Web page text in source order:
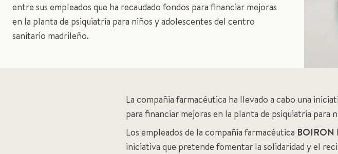
entre sus empleados que ha recaudado fondos para financiar mejoras
en la planta de psiquiatría para niños y adolescentes del centro
sanitario madrileño.
La compañía farmacéutica ha llevado a cabo una
para financiar mejoras en la planta de psiquiatría
Los empleados de la compañía farmacéutica BOIRON
iniciativa que pretende fomentar la solidaridad y el